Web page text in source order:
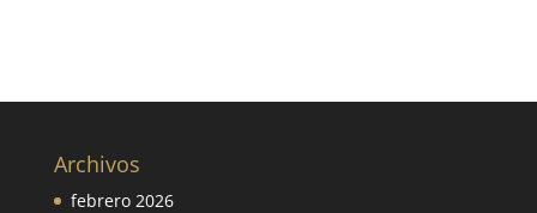
Archivos
febrero 2026